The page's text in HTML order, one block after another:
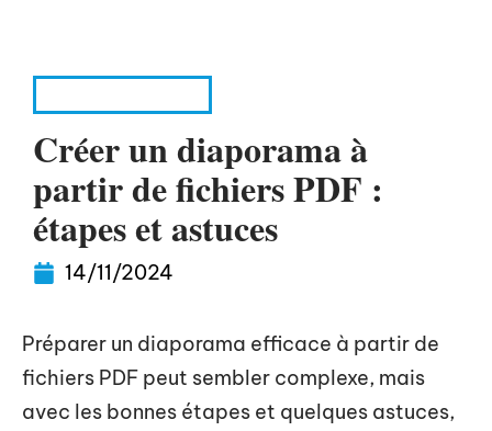
Créer un diaporama à
partir de fichiers PDF :
étapes et astuces
14/11/2024
Préparer un diaporama efficace à partir de
fichiers PDF peut sembler complexe, mais
avec les bonnes étapes et quelques astuces,